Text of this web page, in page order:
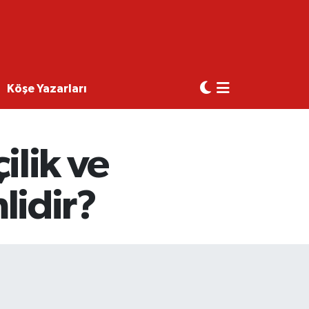
Köşe Yazarları
ve